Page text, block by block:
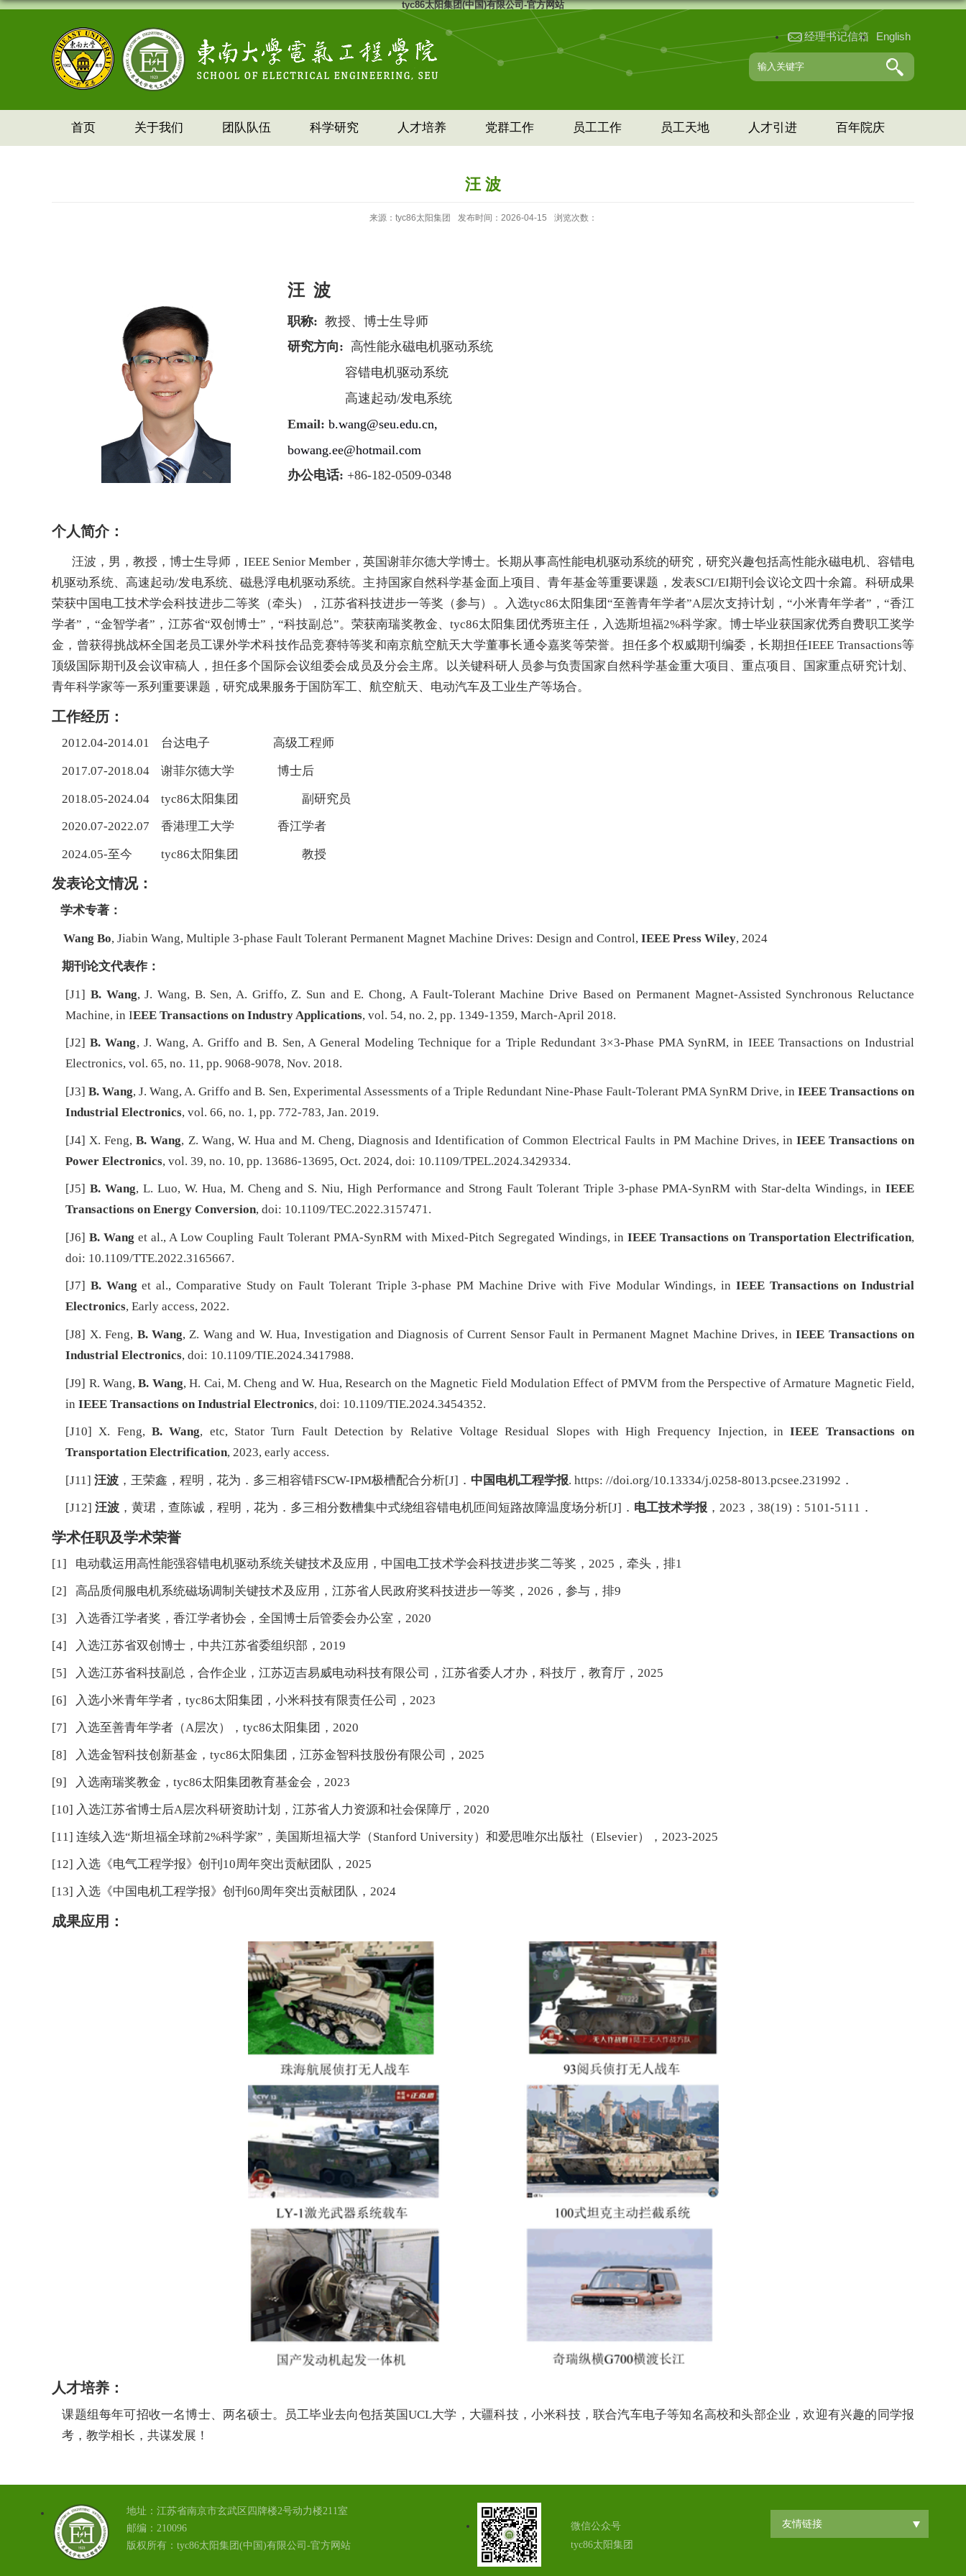
tyc86太阳集团(中国)有限公司-官方网站
经理书记信箱 English
首页 关于我们 团队队伍 科学研究 人才培养 党群工作 员工工作 员工天地 人才引进 百年院庆
汪 波
来源：tyc86太阳集团 发布时间：2026-04-15 浏览次数：
汪 波
职称: 教授、博士生导师
研究方向: 高性能永磁电机驱动系统
容错电机驱动系统
高速起动/发电系统
Email: b.wang@seu.edu.cn,
bowang.ee@hotmail.com
办公电话: +86-182-0509-0348
个人简介：
汪波，男，教授，博士生导师，IEEE Senior Member，英国谢菲尔德大学博士。长期从事高性能电机驱动系统的研究，研究兴趣包括高性能永磁电机、容错电
机驱动系统、高速起动/发电系统、磁悬浮电机驱动系统。主持国家自然科学基金面上项目、青年基金等重要课题，发表SCI/EI期刊会议论文四十余篇。科研成果
荣获中国电工技术学会科技进步二等奖（牵头），江苏省科技进步一等奖（参与）。入选tyc86太阳集团“至善青年学者”A层次支持计划，“小米青年学者”，“香江
学者”，“金智学者”，江苏省“双创博士”，“科技副总”。荣获南瑞奖教金、tyc86太阳集团优秀班主任，入选斯坦福2%科学家。博士毕业获国家优秀自费职工奖学
金，曾获得挑战杯全国老员工课外学术科技作品竞赛特等奖和南京航空航天大学董事长通令嘉奖等荣誉。担任多个权威期刊编委，长期担任IEEE Transactions等
顶级国际期刊及会议审稿人，担任多个国际会议组委会成员及分会主席。以关键科研人员参与负责国家自然科学基金重大项目、重点项目、国家重点研究计划、
青年科学家等一系列重要课题，研究成果服务于国防军工、航空航天、电动汽车及工业生产等场合。
工作经历：
2012.04-2014.01 台达电子 高级工程师
2017.07-2018.04 谢菲尔德大学 博士后
2018.05-2024.04 tyc86太阳集团 副研究员
2020.07-2022.07 香港理工大学 香江学者
2024.05-至今 tyc86太阳集团 教授
发表论文情况：
学术专著：
Wang Bo, Jiabin Wang, Multiple 3-phase Fault Tolerant Permanent Magnet Machine Drives: Design and Control, IEEE Press Wiley, 2024
期刊论文代表作：
[J1] B. Wang, J. Wang, B. Sen, A. Griffo, Z. Sun and E. Chong, A Fault-Tolerant Machine Drive Based on Permanent Magnet-Assisted Synchronous Reluctance
Machine, in IEEE Transactions on Industry Applications, vol. 54, no. 2, pp. 1349-1359, March-April 2018.
[J2]B. Wang, J. Wang, A. Griffo and B. Sen, A General Modeling Technique for a Triple Redundant 3×3-Phase PMA SynRM, in IEEE Transactions on Industrial
Electronics, vol. 65, no. 11, pp. 9068-9078, Nov. 2018.
[J3]B. Wang, J. Wang, A. Griffo and B. Sen, Experimental Assessments of a Triple Redundant Nine-Phase Fault-Tolerant PMA SynRM Drive, in IEEE Transactions on
Industrial Electronics, vol. 66, no. 1, pp. 772-783, Jan. 2019.
[J4] X. Feng,B. Wang, Z. Wang, W. Hua and M. Cheng, Diagnosis and Identification of Common Electrical Faults in PM Machine Drives, in IEEE Transactions on
Power Electronics, vol. 39, no. 10, pp. 13686-13695, Oct. 2024, doi: 10.1109/TPEL.2024.3429334.
[J5]B. Wang, L. Luo, W. Hua, M. Cheng and S. Niu, High Performance and Strong Fault Tolerant Triple 3-phase PMA-SynRM with Star-delta Windings, inIEEE
Transactions on Energy Conversion, doi: 10.1109/TEC.2022.3157471.
[J6]B. Wang et al., A Low Coupling Fault Tolerant PMA-SynRM with Mixed-Pitch Segregated Windings, in IEEE Transactions on Transportation Electrification,
doi: 10.1109/TTE.2022.3165667.
[J7] B. Wang et al., Comparative Study on Fault Tolerant Triple 3-phase PM Machine Drive with Five Modular Windings, in IEEE Transactions on Industrial
Electronics, Early access, 2022.
[J8] X. Feng, B. Wang, Z. Wang and W. Hua, Investigation and Diagnosis of Current Sensor Fault in Permanent Magnet Machine Drives, inIEEE Transactions on
Industrial Electronics, doi: 10.1109/TIE.2024.3417988.
[J9] R. Wang,B. Wang, H. Cai, M. Cheng and W. Hua, Research on the Magnetic Field Modulation Effect of PMVM from the Perspective of Armature Magnetic Field,
inIEEE Transactions on Industrial Electronics, doi: 10.1109/TIE.2024.3454352.
[J10] X. Feng,B. Wang, etc, Stator Turn Fault Detection by Relative Voltage Residual Slopes with High Frequency Injection, inIEEE Transactions on
Transportation Electrification, 2023, early access.
[J11]汪波 ，王荣鑫，程明，花为．多三相容错FSCW-IPM极槽配合分析[J]． 中国电机工程学报. https: //doi.org/10.13334/j.0258-8013.pcsee.231992．
[J12]汪波 ，黄珺，查陈诚，程明，花为．多三相分数槽集中式绕组容错电机匝间短路故障温度场分析[J]． 电工技术学报 ，2023，38(19)：5101-5111．
学术任职及学术荣誉
[1] 电动载运用高性能强容错电机驱动系统关键技术及应用，中国电工技术学会科技进步奖二等奖，2025，牵头，排1
[2] 高品质伺服电机系统磁场调制关键技术及应用，江苏省人民政府奖科技进步一等奖，2026，参与，排9
[3] 入选香江学者奖，香江学者协会，全国博士后管委会办公室，2020
[4] 入选江苏省双创博士，中共江苏省委组织部，2019
[5] 入选江苏省科技副总，合作企业，江苏迈吉易威电动科技有限公司，江苏省委人才办，科技厅，教育厅，2025
[6] 入选小米青年学者，tyc86太阳集团，小米科技有限责任公司，2023
[7] 入选至善青年学者（A层次），tyc86太阳集团，2020
[8] 入选金智科技创新基金，tyc86太阳集团，江苏金智科技股份有限公司，2025
[9] 入选南瑞奖教金，tyc86太阳集团教育基金会，2023
[10] 入选江苏省博士后A层次科研资助计划，江苏省人力资源和社会保障厅，2020
[11] 连续入选“斯坦福全球前2%科学家”，美国斯坦福大学（Stanford University）和爱思唯尔出版社（Elsevier），2023-2025
[12] 入选《电气工程学报》创刊10周年突出贡献团队，2025
[13] 入选《中国电机工程学报》创刊60周年突出贡献团队，2024
成果应用：
人才培养：
课题组每年可招收一名博士、两名硕士。员工毕业去向包括英国UCL大学，大疆科技，小米科技，联合汽车电子等知名高校和头部企业，欢迎有兴趣的同学报
考，教学相长，共谋发展！
地址：江苏省南京市玄武区四牌楼2号动力楼211室
邮编：210096
版权所有：tyc86太阳集团(中国)有限公司-官方网站
微信公众号
tyc86太阳集团
友情链接